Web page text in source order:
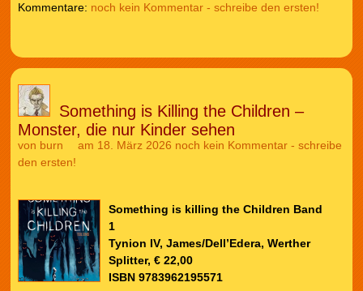
noch kein Kommentar - schreibe den ersten!
Something is Killing the Children –
Monster, die nur Kinder sehen
von burn am 18. März 2026 noch kein Kommentar - schreibe
den ersten!
Something is killing the Children Band
1
Tynion IV, James/Dell’Edera, Werther
Splitter, € 22,00
ISBN 9783962195571